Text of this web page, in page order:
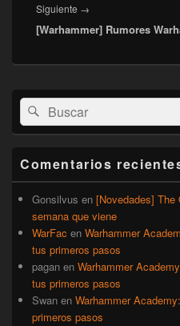
Siguiente →
siguiente:
[Warhammer] Rumores
El
área
de
widget
lateral
primaria
Buscar
por:
Buscar
Comentarios
Gonsilvus en [Novedades] The
semana que viene
WarFac en Warhammer
tus primeros pasos
pagan en Warhammer
tus primeros pasos
Swan en Warhammer
primeros pasos